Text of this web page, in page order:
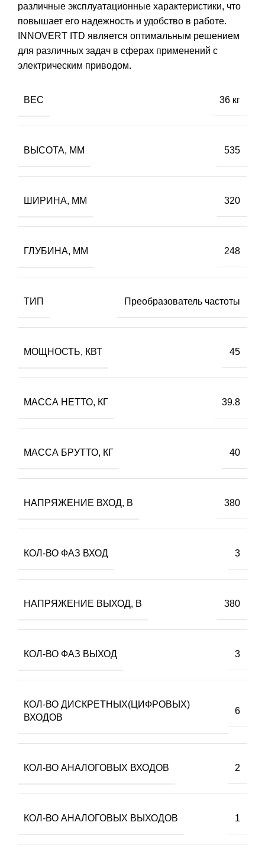
различные эксплуатационные характеристики, что
повышает его надежность и удобство в работе.
INNOVERT ITD является оптимальным решением
для различных задач в сферах применений c
электрическим приводом.
ВЕС 36 кг
ВЫСОТА, ММ 535
ШИРИНА, ММ 320
ГЛУБИНА, ММ 248
ТИП Преобразователь частоты
МОЩНОСТЬ, КВТ 45
МАССА НЕТТО, КГ 39.8
МАССА БРУТТО, КГ 40
НАПРЯЖЕНИЕ ВХОД, В 380
КОЛ-ВО ФАЗ ВХОД 3
НАПРЯЖЕНИЕ ВЫХОД, В 380
КОЛ-ВО ФАЗ ВЫХОД 3
КОЛ-ВО ДИСКРЕТНЫХ(ЦИФРОВЫХ)
ВХОДОВ
6
КОЛ-ВО АНАЛОГОВЫХ ВХОДОВ 2
КОЛ-ВО АНАЛОГОВЫХ ВЫХОДОВ 1